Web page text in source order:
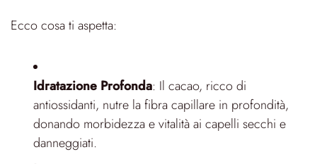
Ecco cosa ti aspetta:
Idratazione Profonda: Il cacao, ricco di
antiossidanti, nutre la fibra capillare in profondità,
donando morbidezza e vitalità ai capelli secchi e
danneggiati.